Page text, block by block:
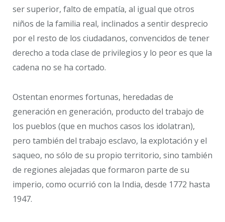
ser superior, falto de empatía, al igual que otros
niños de la familia real, inclinados a sentir desprecio
por el resto de los ciudadanos, convencidos de tener
derecho a toda clase de privilegios y lo peor es que la
cadena no se ha cortado.
Ostentan enormes fortunas, heredadas de
generación en generación, producto del trabajo de
los pueblos (que en muchos casos los idolatran),
pero también del trabajo esclavo, la explotación y el
saqueo, no sólo de su propio territorio, sino también
de regiones alejadas que formaron parte de su
imperio, como ocurrió con la India, desde 1772 hasta
1947.